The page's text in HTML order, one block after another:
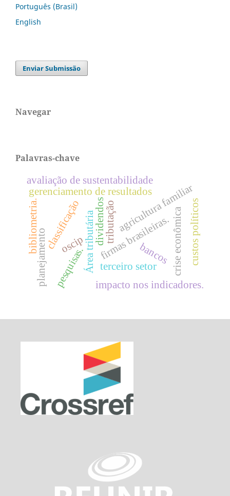
Português (Brasil)
English
Enviar Submissão
Navegar
Palavras-chave
classificaçãoÁrea tributária tributação
gerenciamento de resultados
firmas brasileiras.
avaliação de sustentabilidade
agricultura familiar
bibliometria. bancos crise econômica
impacto nos indicadores.
pesquisas. terceiro setor
oscip custos políticos
planejamento
dividendos